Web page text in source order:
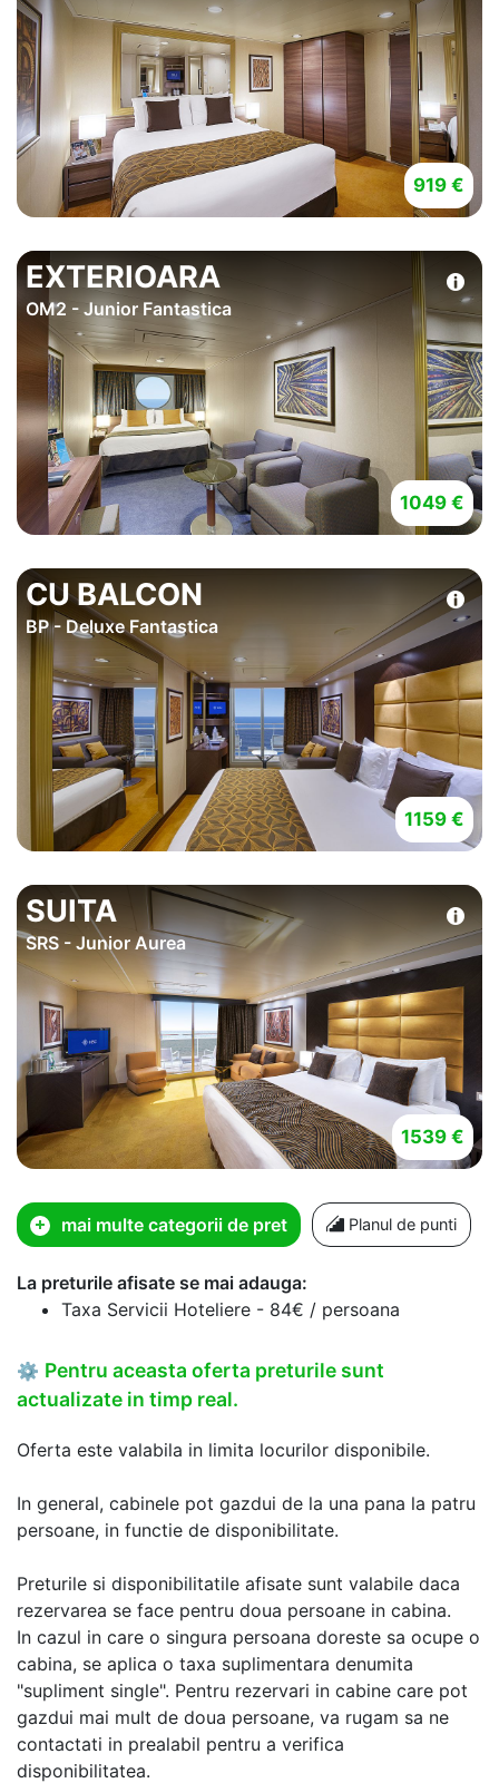
919 €
EXTERIOARA
OM2 - Junior Fantastica
1049 €
CU BALCON
BP - Deluxe Fantastica
1159 €
SUITA
SRS - Junior Aurea
1539 €
mai multe categorii de pret Planul de punti
La preturile afisate se mai adauga:
Taxa Servicii Hoteliere - 84€ / persoana
⚙ Pentru aceasta oferta preturile sunt
actualizate in timp real.
Oferta este valabila in limita locurilor disponibile.
In general, cabinele pot gazdui de la una pana la patru
persoane, in functie de disponibilitate.
Preturile si disponibilitatile afisate sunt valabile daca
rezervarea se face pentru doua persoane in cabina.
In cazul in care o singura persoana doreste sa ocupe o
cabina, se aplica o taxa suplimentara denumita
"supliment single". Pentru rezervari in cabine care pot
gazdui mai mult de doua persoane, va rugam sa ne
contactati in prealabil pentru a verifica
disponibilitatea.